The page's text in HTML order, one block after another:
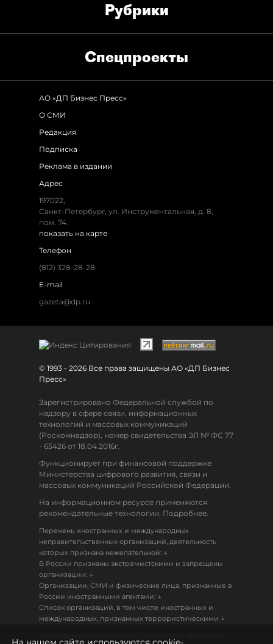
Рубрики
Спец­проекты
АО «ДП Бизнес Пресс»
О СМИ
Редакция
Подписка
Реклама в издании
Адрес
197022,
Санкт-Петербург, ул. Инструментальная, д. 8,
пом. 74.
показать на карте
Телефон
(812) 328-28-28
E-mail
gazeta@dp.ru
© 1993 - 2026 Все права защищены АО «ДП Бизнес
Пресс»
Зарегистрировано Федеральной службой по
надзору в сфере связи, информационных
технологий и массовых коммуникаций
(Роскомнадзор), номер свидетельства ЭЛ № ФС 77
- 65426 от 18.04.2016г.
Функционирует при финансовой поддержке
Министерства цифрового развития, связи и
массовых коммуникаций Российской Федерации.
На информационном ресурсе применяются
рекомендательные технологии. Подробнее.
Перечень иностранных и международных
неправительственных организаций, деятельность
которых признана нежелательной: ↓
В России признаны экстремистскими и запрещены
организации: ↓
Организации, СМИ и физические лица, признанные в
России иностранными агентами: ↓
Список организаций, в том числе иностранных и
международных, признанных террористическими ↓